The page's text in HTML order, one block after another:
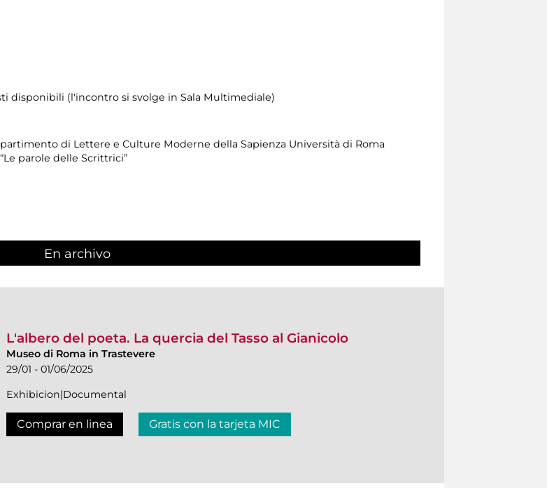
disponibili (l'incontro si svolge in Sala Multimediale)
di Lettere e Culture Moderne della Sapienza Università di Roma
parole delle Scrittrici”
En archivo
L'albero del poeta. La quercia del Tasso al Gianicolo
Museo di Roma in Trastevere
29/01 - 01/06/2025
Exhibicion|Documental
Comprar en linea Gratis con la tarjeta MIC